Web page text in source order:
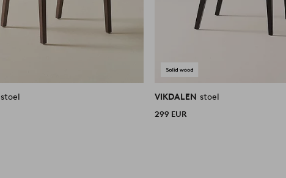
stoel VIKDALEN stoel
299 EUR